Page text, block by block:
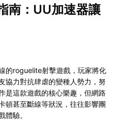
南：UU加速器讓
的roguelite射擊遊戲，玩家將化
協力對抗肆虐的變種人勢力，努
是這款遊戲的核心樂趣，但網路
頓甚至斷線等狀況，往往影響團
體驗。